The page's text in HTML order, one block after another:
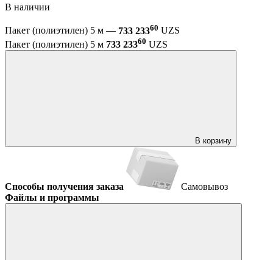
В наличии
Пакет (полиэтилен) 5 м — 733 23360 UZS
Пакет (полиэтилен) 5 м 733 23360 UZS
В корзину
Способы получения заказа
Самовывоз
Файлы и программы